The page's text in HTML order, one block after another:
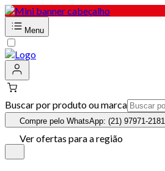
Menu
Buscar por produto ou marca
Compre pelo WhatsApp: (21) 97971-2181
Ver ofertas para a região